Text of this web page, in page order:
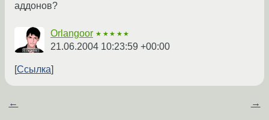
аддонов?
Orlangoor ★★★★★
21.06.2004 10:23:59 +00:00
Ссылка
← →